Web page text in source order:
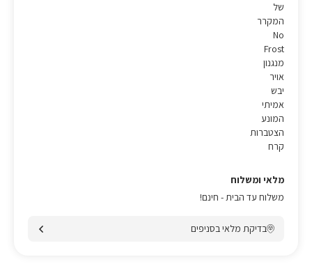
של
המקרר
No
Frost
מנגנון
אויר
יבש
אמיתי
המונע
הצטברות
קרח
מלאי ומשלוח
משלוח עד הבית - חינם!
בדיקת מלאי בסניפים